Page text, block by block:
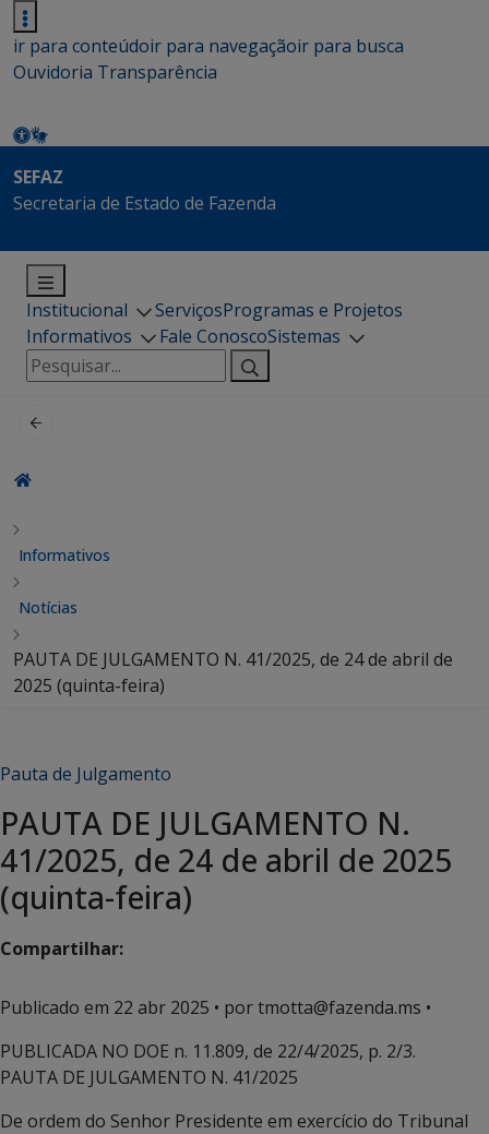
ir para conteúdoir para navegaçãoir para busca
Ouvidoria Transparência
SEFAZ
Secretaria de Estado de Fazenda
Institucional ServiçosProgramas e Projetos
Informativos
Fale ConoscoSistemas
Pesquisar
por:
Informativos
Notícias
PAUTA DE JULGAMENTO N. 41/2025, de 24 de abril de
2025 (quinta-feira)
Pauta de Julgamento
PAUTA DE JULGAMENTO N.
41/2025, de 24 de abril de 2025
(quinta-feira)
Compartilhar:
Publicado em 22 abr 2025 • por tmotta@fazenda.ms •
PUBLICADA NO DOE n. 11.809, de 22/4/2025, p. 2/3.
PAUTA DE JULGAMENTO N. 41/2025
De ordem do Senhor Presidente em exercício do Tribunal